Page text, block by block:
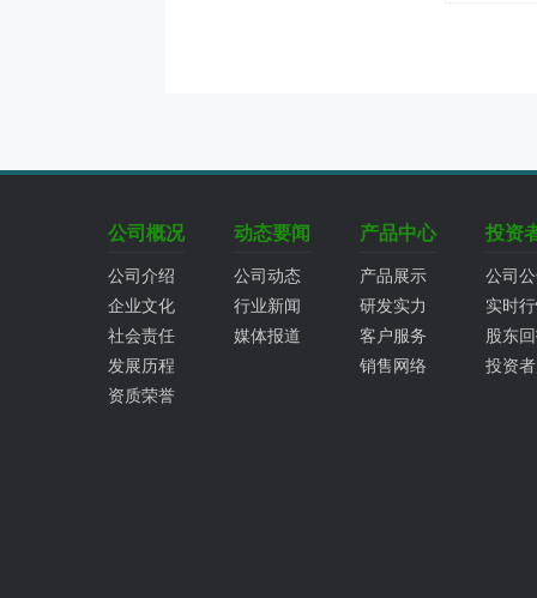
公司概况
公司介绍
企业文化
社会责任
发展历程
资质荣誉
动态要闻
公司动态
行业新闻
媒体报道
产品中心
产品展示
研发实力
客户服务
销售网络
投资
公司
实时
股东
投资